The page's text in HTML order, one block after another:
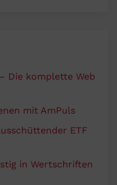
Die komplette Web
mit AmPuls
ETF
in Wertschriften